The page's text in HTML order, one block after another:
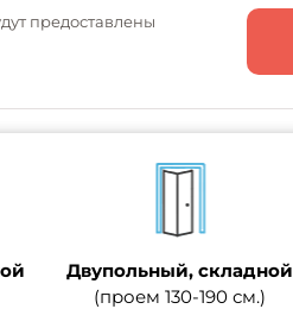
предоставлены
Двупольный, складной
(проем 130-190 см.)